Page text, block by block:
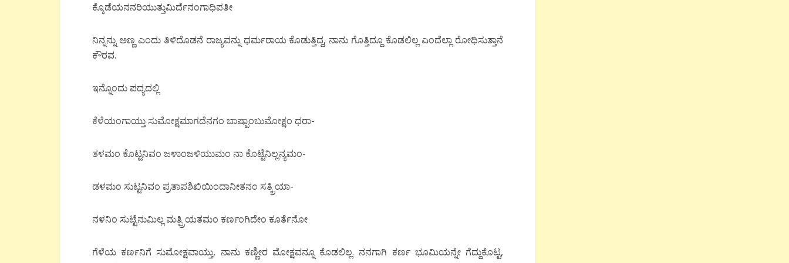
ಕ್ಕೊಡೆಯನನರಿಯುತ್ತುಮಿರ್ದೆನಂಗಾಧಿಪತೀ
ನಿನ್ನನ್ನು ಅಣ್ಣ ಎಂದು ತಿಳಿದೊಡನೆ ರಾಜ್ಯವನ್ನು ಧರ್ಮರಾಯ ಕೊಡುತ್ತಿದ್ದ, ನಾನು ಗೊತ್ತಿದ್ದೂ ಕೊಡಲಿಲ್ಲ ಎಂದೆಲ್ಲಾ ರೋಧಿಸುತ್ತಾನೆ
ಕೌರವ.
ಇನ್ನೊಂದು ಪದ್ಯದಲ್ಲಿ
ಕೆಳೆಯಂಗಾಯ್ತು ಸುಮೋಕ್ಷಮಾಗದೆನಗಂ ಬಾಷ್ಪಾಂಬುಮೋಕ್ಷಂ ಧರಾ-
ತಳಮಂ ಕೊಟ್ಟನಿವಂ ಜಳಾಂಜಳಿಯುಮಂ ನಾ ಕೊಟ್ಟೆನಿಲ್ಲನ್ಯಮಂ-
ಡಳಮಂ ಸುಟ್ಟನಿವಂ ಪ್ರತಾಪಶಿಖಿಯಿಂದಾನೀತನಂ ಸತ್ಕ್ರಿಯಾ-
ನಳನಿಂ ಸುಟ್ಟೆನುಮಿಲ್ಲ ಮತ್ಪ್ರಿಯತಮಂ ಕರ್ಣಂಗಿದೇಂ ಕೂರ್ತೆನೋ
ಗೆಳೆಯ ಕರ್ಣನಿಗೆ ಸುಮೋಕ್ಷವಾಯ್ತು, ನಾನು ಕಣ್ಣೀರ ಮೋಕ್ಷವನ್ನೂ ಕೊಡಲಿಲ್ಲ. ನನಗಾಗಿ ಕರ್ಣ ಭೂಮಿಯನ್ನೇ ಗೆದ್ದುಕೊಟ್ಟ,